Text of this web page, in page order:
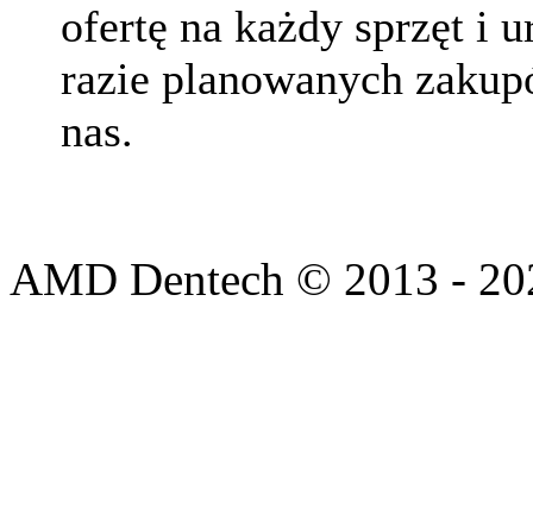
ofertę na każdy sprzęt i
razie planowanych
nas.
AMD Dentech © 2013 -